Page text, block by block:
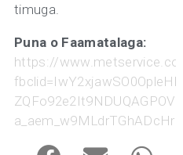
timuga.
Puna o Faamatalaga:
https://
fbclid=